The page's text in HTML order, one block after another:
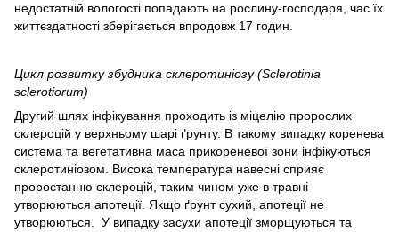
недостатній вологості попадають на рослину-господаря, час їх
життєздатності зберігається впродовж 17 годин.
Цикл розвитку збудника склеротиніозу (Sclerotinia
sclerotiorum)
Другий шлях інфікування проходить із міцелію пророслих
склероцій у верхньому шарі ґрунту. В такому випадку коренева
система та вегетативна маса прикореневої зони інфікуються
склеротиніозом. Висока температура навесні сприяє
проростанню склероцій, таким чином уже в травні
утворюються апотеції. Якщо ґрунт сухий, апотеції не
утворюються. У випадку засухи апотеції зморщуються та